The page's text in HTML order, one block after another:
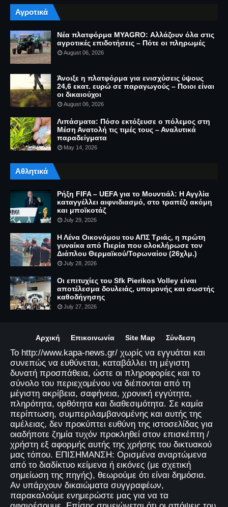
Αγροτικά
Νέα πλατφόρμα MYAGRO: Αλλάζουν όλα στις
αγροτικές επιδοτήσεις – Πότε οι πληρωμές
August 06, 2026
Άνοιξε η πλατφόρμα για ενισχύσεις ύψους
24,6 εκατ. ευρώ σε παραγωγούς – Ποιοι είναι
οι δικαιούχοι
August 06, 2026
Λιπάσματα: Πόσο εκτόξευσε ο πόλεμος στη
Μέση Ανατολή τις τιμές τους – Αναλυτικά
παραδείγματα
May 14, 2026
Αθλητικά
Ρήξη FIFA – UEFA για το Μουντιάλ: Η Αγγλία
καταγγέλλει αιφνιδιασμό, στο τραπέζι ακόμη
και μποϊκοτάζ
July 29, 2026
Η Λένα Οικονόμου του ΑΠΣ Τριάς, η πρώτη
γυναίκα από Πιερία που ολοκλήρωσε τον
Διάπλου Θερμαϊκού/Τορωναίου (26χλμ.)
July 28, 2026
Οι επιτυχίες του Sfk Pierikos Volley είναι
αποτέλεσμα δουλειάς, υπομονής και σωστής
καθοδήγησης
July 27, 2026
Αρχική Επικοινωνία Site Map Σύνδεση
Το http://www.kapa-news.gr/ χωρίς να εγγυάται και
συνεπώς να ευθύνεται, καταβάλλει τη μέγιστη
δυνατή προσπάθεια, ώστε οι πληροφορίες και το
σύνολο του περιεχομένου να διέπονται από τη
μέγιστη ακρίβεια, σαφήνεια, χρονική εγγύτητα,
πληρότητα, ορθότητα και διαθεσιμότητα. Σε καμία
περίπτωση, συμπεριλαμβανομένης και αυτής της
αμέλειας, δεν προκύπτει ευθύνη της ιστοσελίδας για
οιαδήποτε ζημία τυχόν προκληθεί στον επισκέπτη /
χρήστη εξ αφορμής αυτής της χρήσης του δικτυακού
μας τόπου. ΕΠΙΣΗΜΑΝΣΗ: Ορισμένα αναρτώμενα
από το διαδίκτυο κείμενα ή εικόνες (με σχετική
σημείωση της πηγής), θεωρούμε ότι είναι δημόσια.
Αν υπάρχουν δικαιώματα συγγραφέων,
παρακαλούμε ενημερώστε μας για να τα